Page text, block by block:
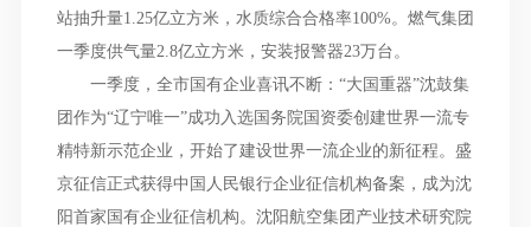
站抽升量1.25亿立方米，水质综合合格率100%。燃气集团
一季度供气量2.8亿立方米，安装报警器23万台。
一季度，全市国有企业喜讯不断：“大国重器”沈鼓集
团作为“辽宁唯一”成功入选国务院国资委创建世界一流专
精特新示范企业，开始了建设世界一流企业的新征程。盛
京征信正式获得中国人民银行企业征信机构备案，成为沈
阳首家国有企业征信机构。沈阳航空集团产业技术研究院